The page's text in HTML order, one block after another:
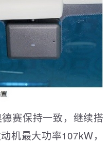
赛保持一致，继续搭
机最大功率107kW，